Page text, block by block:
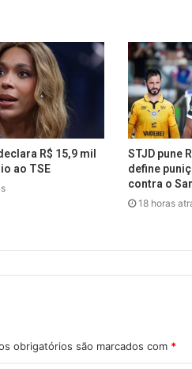
R$ 15,9 mil
ao TSE
STJD pune
define
contra o
18 horas
obrigatórios são marcados com *